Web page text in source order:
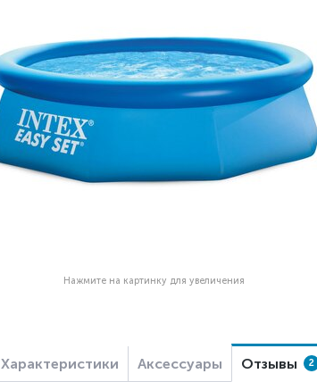
Нажмите на картинку для увеличения
Характеристики Аксессуары Отзывы 2